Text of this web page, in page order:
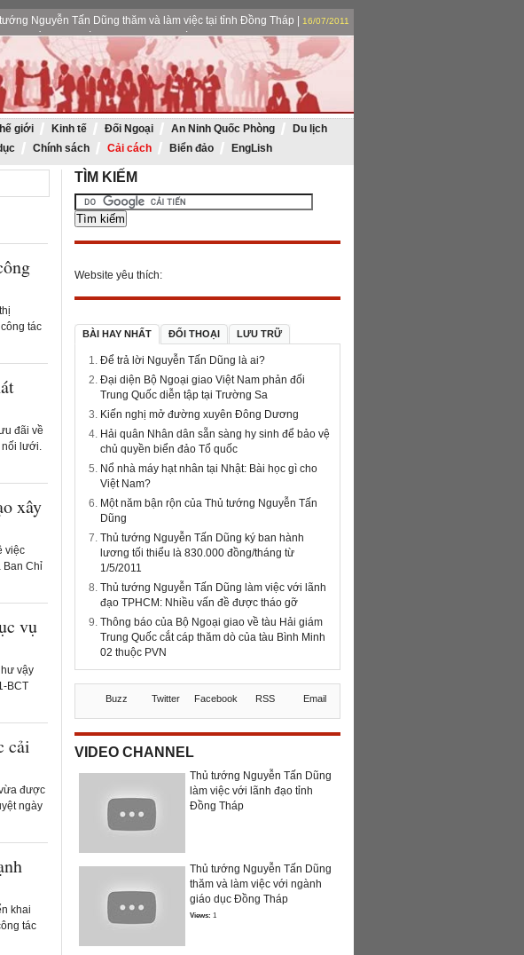
Nguyễn Tấn Dũng thăm và làm việc tại tỉnh Đồng Tháp | 16/07/2011
Dầu khí Quốc gia VN phải làm tốt 4 nhiệm vụ trọng tâm |16/07/2011
Tấn Dũng tham dự kỷ niệm 30 năm thành lập Vietsovpetro | 15/07/2011
Tấn Dũng dâng hương mộ cụ phó bảng Nguyễn Sinh Sắc | 16/07/2011
giới Kinh tế Đối Ngoại An Ninh Quốc Phòng
Du lịch
Chính sách Cải cách Biển đảo EngLish
tác
đãi về
nối lưới.
xây
việc
Ban Chỉ
vụ
vậy
BCT
cải
được
ngày
khai
tác
TÌM KIẾM
Website yêu thích:
BÀI HAY NHẤT ĐỐI THOẠI LƯU TRỮ
Để trả lời Nguyễn Tấn Dũng là ai?
Đại diện Bộ Ngoại giao Việt Nam phản đối
Trung Quốc diễn tập tại Trường Sa
Kiến nghị mở đường xuyên Đông Dương
Hải quân Nhân dân sẵn sàng hy sinh để bảo vệ
chủ quyền biển đảo Tổ quốc
Nổ nhà máy hạt nhân tại Nhật: Bài học gì cho
Việt Nam?
Một năm bận rộn của Thủ tướng Nguyễn Tấn
Dũng
Thủ tướng Nguyễn Tấn Dũng ký ban hành
lương tối thiểu là 830.000 đồng/tháng từ
1/5/2011
Thủ tướng Nguyễn Tấn Dũng làm việc với lãnh
đạo TPHCM: Nhiều vấn đề được tháo gỡ
Thông báo của Bộ Ngoại giao về tàu Hải giám
Trung Quốc cắt cáp thăm dò của tàu Bình Minh
02 thuộc PVN
Buzz Twitter Facebook RSS Email
VIDEO CHANNEL
Thủ tướng Nguyễn Tấn Dũng
làm việc với lãnh đạo tỉnh
Đồng Tháp
Thủ tướng Nguyễn Tấn Dũng
thăm và làm việc với ngành
giáo dục Đồng Tháp
Views: 1